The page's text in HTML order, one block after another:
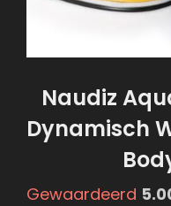
Naudiz
Dynamisch
Gewaardeerd